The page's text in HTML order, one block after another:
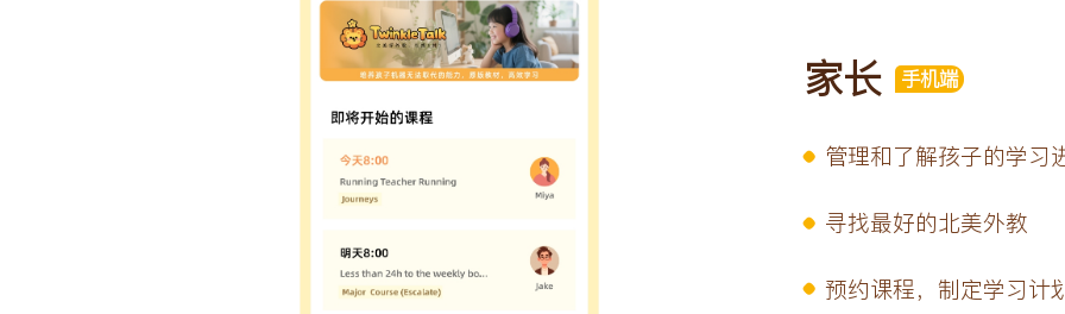
家长 手机端
管理和了解孩子的学习
寻找最好的北美外教
预约课程，制定学习计